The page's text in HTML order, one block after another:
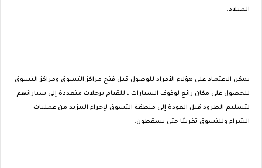
الميلاد.
يمكن الاعتماد على هؤلاء الأفراد للوصول قبل فتح مراكز التسوق ومراكز التسوق
للحصول على مكان رائع لوقوف السيارات ، للقيام برحلات متعددة إلى سياراتهم
لتسليم الطرود قبل العودة إلى منطقة التسوق لإجراء المزيد من عمليات
الشراء وللتسوق تقريبًا حتى يسقطون.